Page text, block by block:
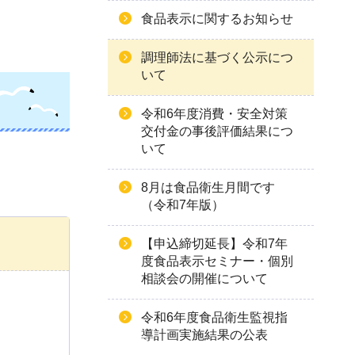
食品表示に関するお知らせ
調理師法に基づく公示につ
いて
令和6年度消費・安全対策
交付金の事後評価結果につ
いて
8月は食品衛生月間です
（令和7年版）
【申込締切延長】令和7年
度食品表示セミナー・個別
相談会の開催について
令和6年度食品衛生監視指
導計画実施結果の公表